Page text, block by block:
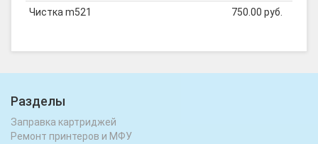
Чистка m521 750.00 руб.
Разделы
Заправка картриджей
Ремонт принтеров и МФУ